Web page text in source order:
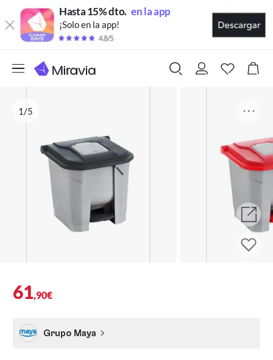
Hasta 15% dto. en la app
¡Solo en la app!
1/5
61,90€
Grupo Maya